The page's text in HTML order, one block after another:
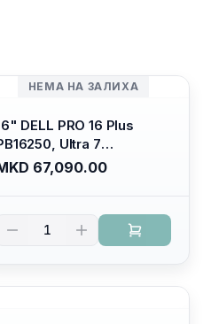
НЕМА НА ЗАЛИХА
DELL PRO 16 Plus
Ultra 7
16GB RAM (1x 16GB)
5600 Mhz DDR5/ 512GB
/cam+mic,bt/backlit KB
/fingerprint Reader
67,090.00
1